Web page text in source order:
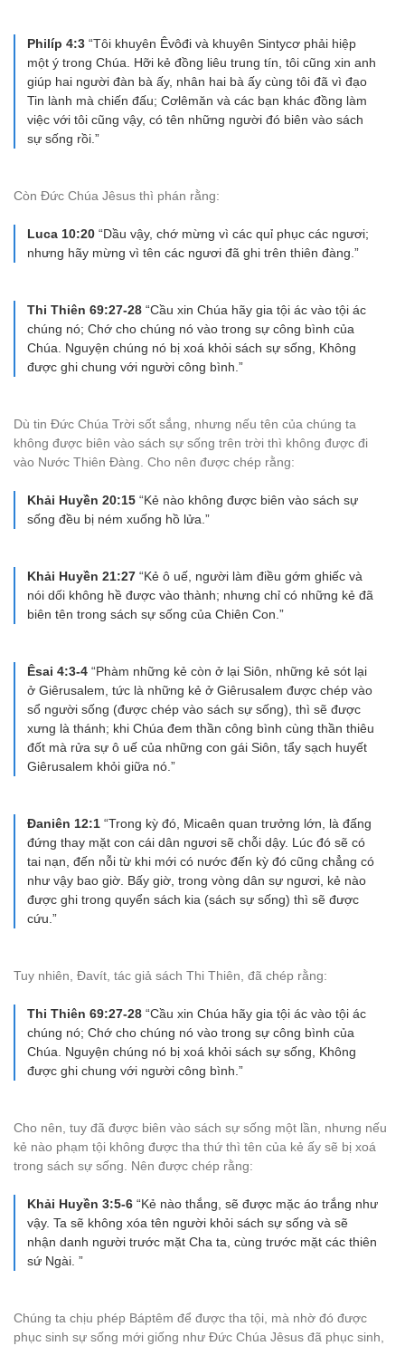
Philíp 4:3 “Tôi khuyên Êvôđi và khuyên Sintycơ phải hiệp
một ý trong Chúa. Hỡi kẻ đồng liêu trung tín, tôi cũng xin anh
giúp hai người đàn bà ấy, nhân hai bà ấy cùng tôi đã vì đạo
Tin lành mà chiến đấu; Cơlêmăn và các bạn khác đồng làm
việc với tôi cũng vậy, có tên những người đó biên vào sách
sự sống rồi.”
Còn Đức Chúa Jêsus thì phán rằng:
Luca 10:20 “Dầu vậy, chớ mừng vì các quỉ phục các ngươi;
nhưng hãy mừng vì tên các ngươi đã ghi trên thiên đàng.”
Thi Thiên 69:27-28 “Cầu xin Chúa hãy gia tội ác vào tội ác
chúng nó; Chớ cho chúng nó vào trong sự công bình của
Chúa. Nguyện chúng nó bị xoá khỏi sách sự sống, Không
được ghi chung với người công bình.”
Dù tin Đức Chúa Trời sốt sắng, nhưng nếu tên của chúng ta
không được biên vào sách sự sống trên trời thì không được đi
vào Nước Thiên Đàng. Cho nên được chép rằng:
Khải Huyền 20:15 “Kẻ nào không được biên vào sách sự
sống đều bị ném xuống hồ lửa.”
Khải Huyền 21:27 “Kẻ ô uế, người làm điều gớm ghiếc và
nói dối không hề được vào thành; nhưng chỉ có những kẻ đã
biên tên trong sách sự sống của Chiên Con.”
Êsai 4:3-4 “Phàm những kẻ còn ở lại Siôn, những kẻ sót lại
ở Giêrusalem, tức là những kẻ ở Giêrusalem được chép vào
sổ người sống (được chép vào sách sự sống), thì sẽ được
xưng là thánh; khi Chúa đem thần công bình cùng thần thiêu
đốt mà rửa sự ô uế của những con gái Siôn, tẩy sạch huyết
Giêrusalem khỏi giữa nó.”
Đaniên 12:1 “Trong kỳ đó, Micaên quan trưởng lớn, là đấng
đứng thay mặt con cái dân ngươi sẽ chỗi dậy. Lúc đó sẽ có
tai nạn, đến nỗi từ khi mới có nước đến kỳ đó cũng chẳng có
như vậy bao giờ. Bấy giờ, trong vòng dân sự ngươi, kẻ nào
được ghi trong quyển sách kia (sách sự sống) thì sẽ được
cứu.”
Tuy nhiên, Đavít, tác giả sách Thi Thiên, đã chép rằng:
Thi Thiên 69:27-28 “Cầu xin Chúa hãy gia tội ác vào tội ác
chúng nó; Chớ cho chúng nó vào trong sự công bình của
Chúa. Nguyện chúng nó bị xoá khỏi sách sự sống, Không
được ghi chung với người công bình.”
Cho nên, tuy đã được biên vào sách sự sống một lần, nhưng nếu
kẻ nào phạm tội không được tha thứ thì tên của kẻ ấy sẽ bị xoá
trong sách sự sống. Nên được chép rằng:
Khải Huyền 3:5-6 “Kẻ nào thắng, sẽ được mặc áo trắng như
vậy. Ta sẽ không xóa tên người khỏi sách sự sống và sẽ
nhận danh người trước mặt Cha ta, cùng trước mặt các thiên
sứ Ngài. ”
Chúng ta chịu phép Báptêm để được tha tội, mà nhờ đó được
phục sinh sự sống mới giống như Đức Chúa Jêsus đã phục sinh,